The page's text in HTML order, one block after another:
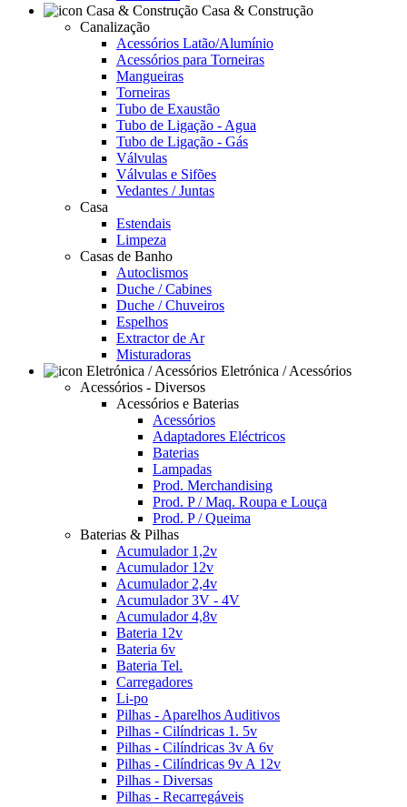
Casa & Construção
Canalização
Acessórios Latão/Alumínio
Acessórios para Torneiras
Mangueiras
Torneiras
Tubo de Exaustão
Tubo de Ligação - Agua
Tubo de Ligação - Gás
Válvulas
Válvulas e Sifões
Vedantes / Juntas
Casa
Estendais
Limpeza
Casas de Banho
Autoclismos
Duche / Cabines
Duche / Chuveiros
Espelhos
Extractor de Ar
Misturadoras
Eletrónica / Acessórios
Acessórios - Diversos
Acessórios e Baterias
Acessórios
Adaptadores Eléctricos
Baterias
Lampadas
Prod. Merchandising
Prod. P / Maq. Roupa e Louça
Prod. P / Queima
Baterias & Pilhas
Acumulador 1,2v
Acumulador 12v
Acumulador 2,4v
Acumulador 3V - 4V
Acumulador 4,8v
Bateria 12v
Bateria 6v
Bateria Tel.
Carregadores
Li-po
Pilhas - Aparelhos Auditivos
Pilhas - Cilíndricas 1. 5v
Pilhas - Cilíndricas 3v A 6v
Pilhas - Cilíndricas 9v A 12v
Pilhas - Diversas
Pilhas - Recarregáveis